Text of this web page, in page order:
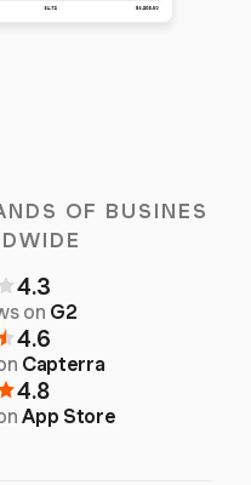
OF BUSINES
4.3
on G2
4.6
Capterra
4.8
App Store